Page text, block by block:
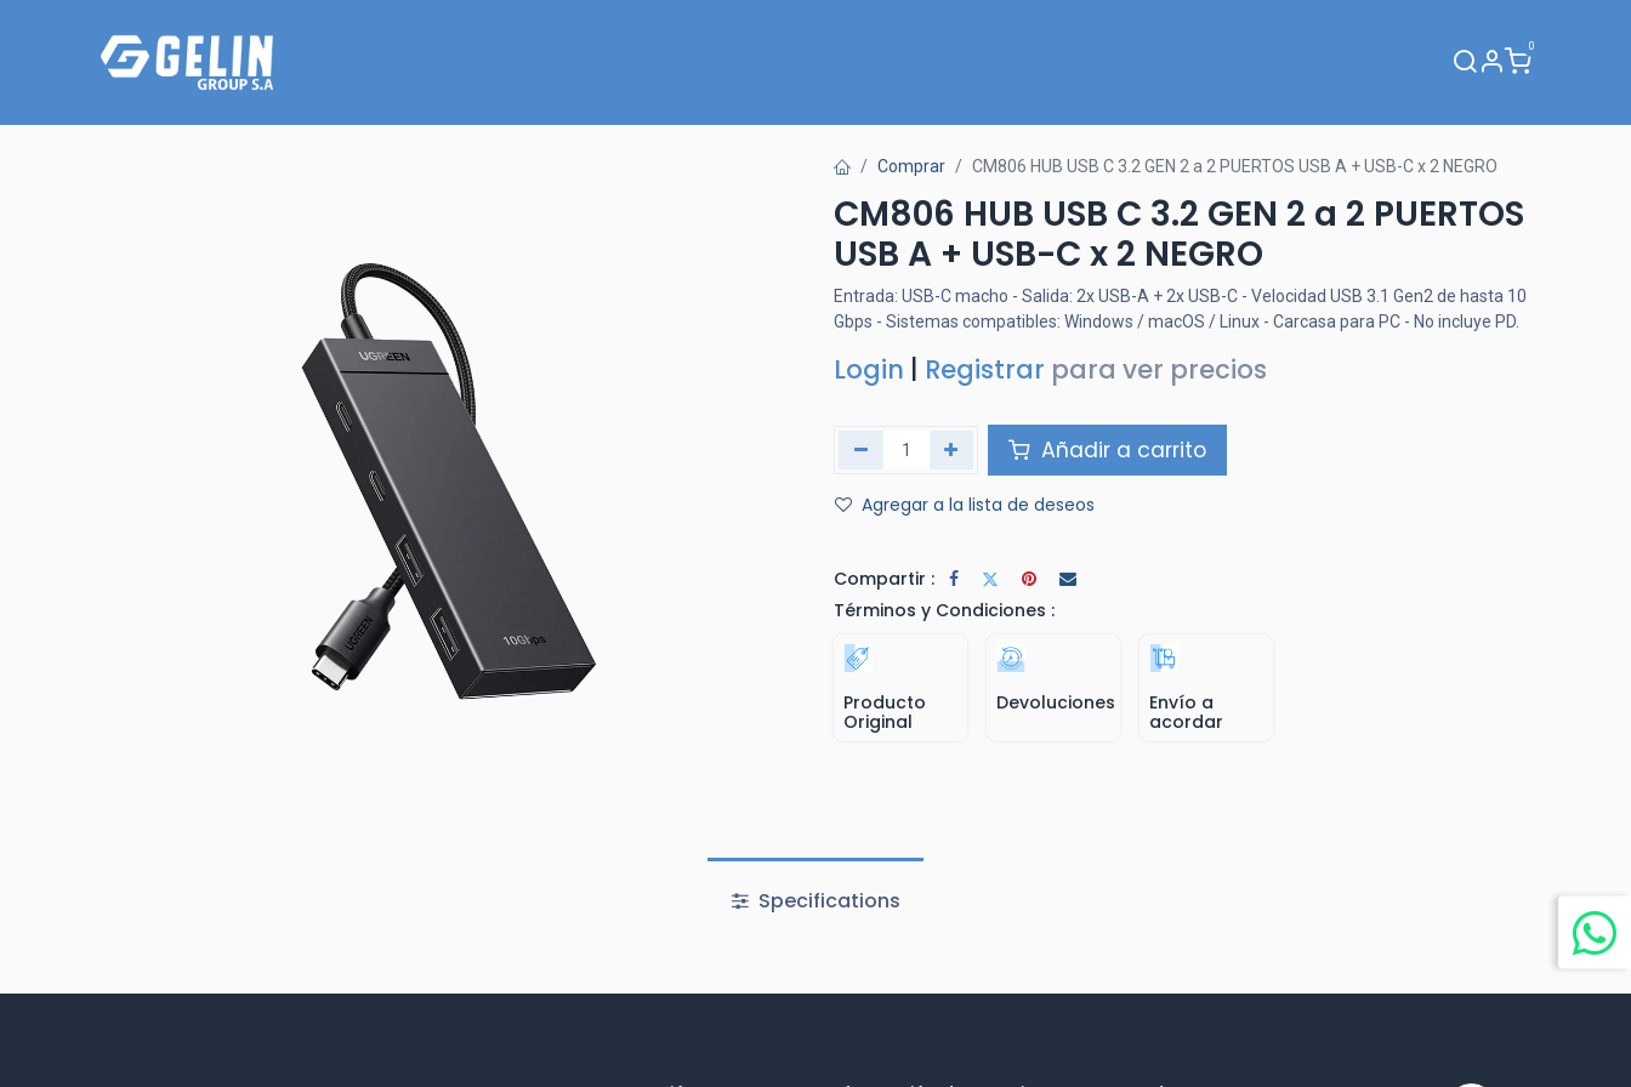
0
Comprar CM806 HUB USB C 3.2 GEN 2 a 2 PUERTOS USB A + USB-C x 2 NEGRO
CM806 HUB USB C 3.2 GEN 2 a 2 PUERTOS
USB A + USB-C x 2 NEGRO
Entrada: USB-C macho - Salida: 2x USB-A + 2x USB-C - Velocidad USB 3.1 Gen2 de hasta 10
Gbps - Sistemas compatibles: Windows / macOS / Linux - Carcasa para PC - No incluye PD.
Login Registrar para ver precios
Añadir a carrito
Agregar a la lista de deseos
Compartir :
Términos y Condiciones :
Producto
Original
Devoluciones
Envío a
acordar
Specifications